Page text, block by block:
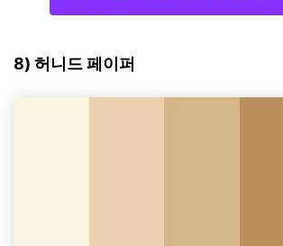
8) 허니드 페이퍼